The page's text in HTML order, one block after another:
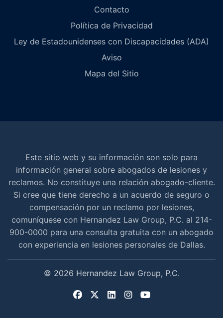
Contacto
Política de Privacidad
Ley de Estadounidenses con Discapacidades (ADA)
Aviso
Mapa del Sitio
Este sitio web y su información son solo para
información general sobre abogados de lesiones y
reclamos. No constituye una relación abogado-cliente.
Si cree que tiene derecho a un acuerdo de seguro o
compensación por un reclamo por lesiones,
comuníquese con Hernandez Law Group, P.C. al 214-
900-0000 para una consulta gratuita con un abogado
con experiencia en lesiones personales de Dallas.
© 2026 Hernandez Law Group, P.C.